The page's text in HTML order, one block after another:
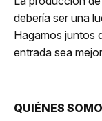
debería ser una
Hagamos juntos
entrada sea
QUIÉNES